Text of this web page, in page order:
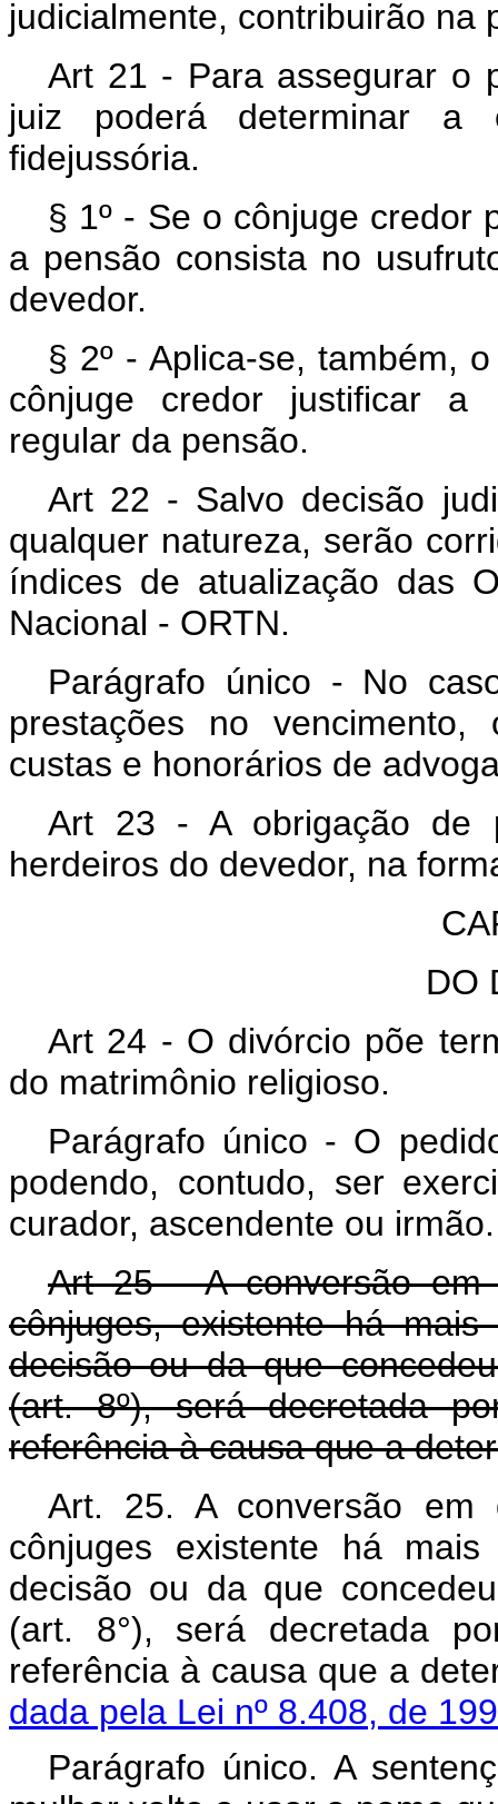
judicialmente, contribuirão na
Art 21 - Para assegurar o
juiz poderá determinar a
fidejussória.
§ 1º - Se o cônjuge credor
a pensão consista no
devedor.
§ 2º - Aplica-se, também,
cônjuge credor justificar a
regular da pensão.
Art 22 - Salvo decisão
qualquer natureza, serão
índices de atualização das
Nacional - ORTN.
Parágrafo único - No
prestações no
custas e honorários de
Art 23 - A obrigação de
herdeiros do devedor, na
DO
Art 24 - O divórcio põe
do matrimônio religioso.
Parágrafo único - O
podendo, contudo, ser
curador, ascendente ou irmão.
Art 25 - A conversão em
cônjuges, existente há
decisão ou da que
(art. 8º), será decretada
referência à causa que a
Art. 25. A conversão em
cônjuges existente há
decisão ou da que
(art. 8°), será decretada
referência à causa
dada pela Lei nº 8.408, de
Parágrafo único. A